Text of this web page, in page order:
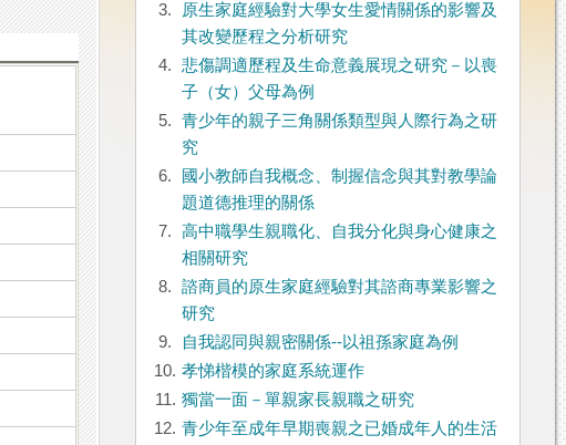
3.
原生家庭經驗對大學女生愛情關係的影響及
其改變歷程之分析研究
4.
悲傷調適歷程及生命意義展現之研究－以喪
子（女）父母為例
5.
青少年的親子三角關係類型與人際行為之研
究
6.
國小教師自我概念、制握信念與其對教學論
題道德推理的關係
7.
高中職學生親職化、自我分化與身心健康之
相關研究
8.
諮商員的原生家庭經驗對其諮商專業影響之
研究
9.
自我認同與親密關係--以祖孫家庭為例
10. 孝悌楷模的家庭系統運作
11. 獨當一面－單親家長親職之研究
12. 青少年至成年早期喪親之已婚成年人的生活